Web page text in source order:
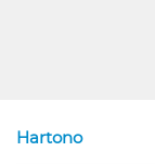
Hartono